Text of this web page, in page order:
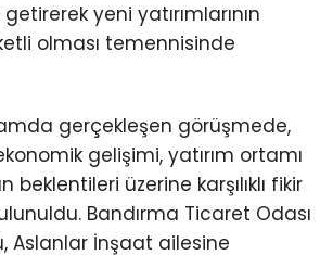
yeni yatırımlarının
olması temennisinde
gerçekleşen görüşmede,
gelişimi, yatırım ortamı
beklentileri üzerine karşılıklı fikir
Bandırma Ticaret Odası
Aslanlar İnşaat ailesine